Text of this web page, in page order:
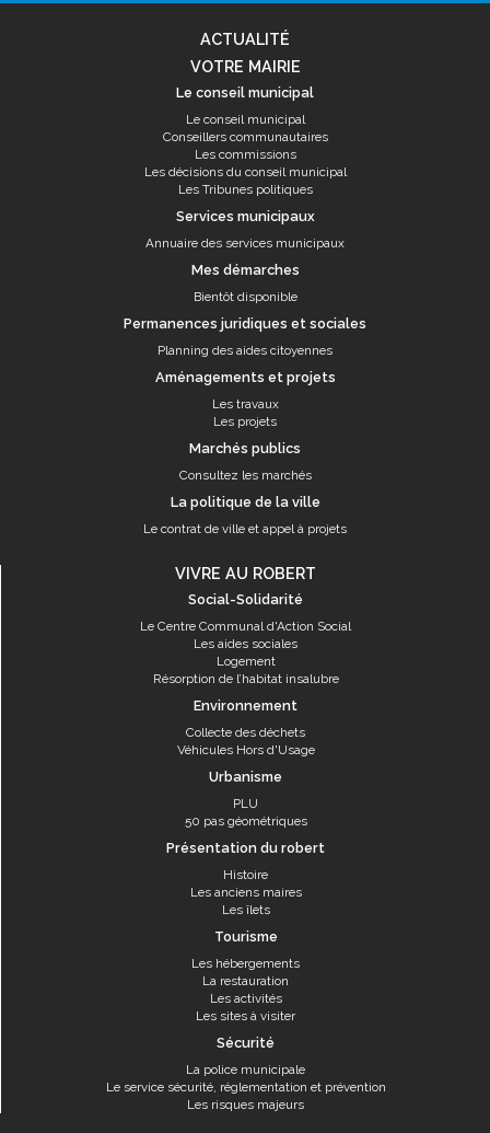
ACTUALITÉ
VOTRE MAIRIE
Le conseil municipal
Le conseil municipal
Conseillers communautaires
Les commissions
Les décisions du conseil municipal
Les Tribunes politiques
Services municipaux
Annuaire des services municipaux
Mes démarches
Bientôt disponible
Permanences juridiques et sociales
Planning des aides citoyennes
Aménagements et projets
Les travaux
Les projets
Marchés publics
Consultez les marchés
La politique de la ville
Le contrat de ville et appel à projets
VIVRE AU ROBERT
Social-Solidarité
Le Centre Communal d'Action Social
Les aides sociales
Logement
Résorption de l’habitat insalubre
Environnement
Collecte des déchets
Véhicules Hors d'Usage
Urbanisme
PLU
50 pas géométriques
Présentation du robert
Histoire
Les anciens maires
Les îlets
Tourisme
Les hébergements
La restauration
Les activités
Les sites à visiter
Sécurité
La police municipale
Le service sécurité, réglementation et prévention
Les risques majeurs